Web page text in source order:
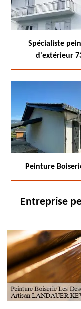
Spécialiste
d'extérieur
Peinture
Entreprise